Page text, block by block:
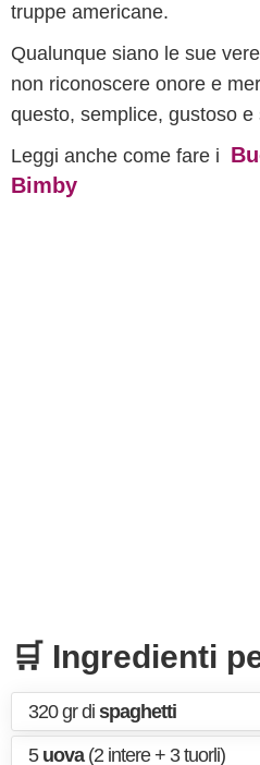
truppe americane.
Qualunque siano le sue
non riconoscere onore e
questo, semplice, gustoso e
Leggi anche come fare i
Bimby
🛒 Ingredienti
320 gr di spaghetti
5 uova(2 intere + 3 tuorli)